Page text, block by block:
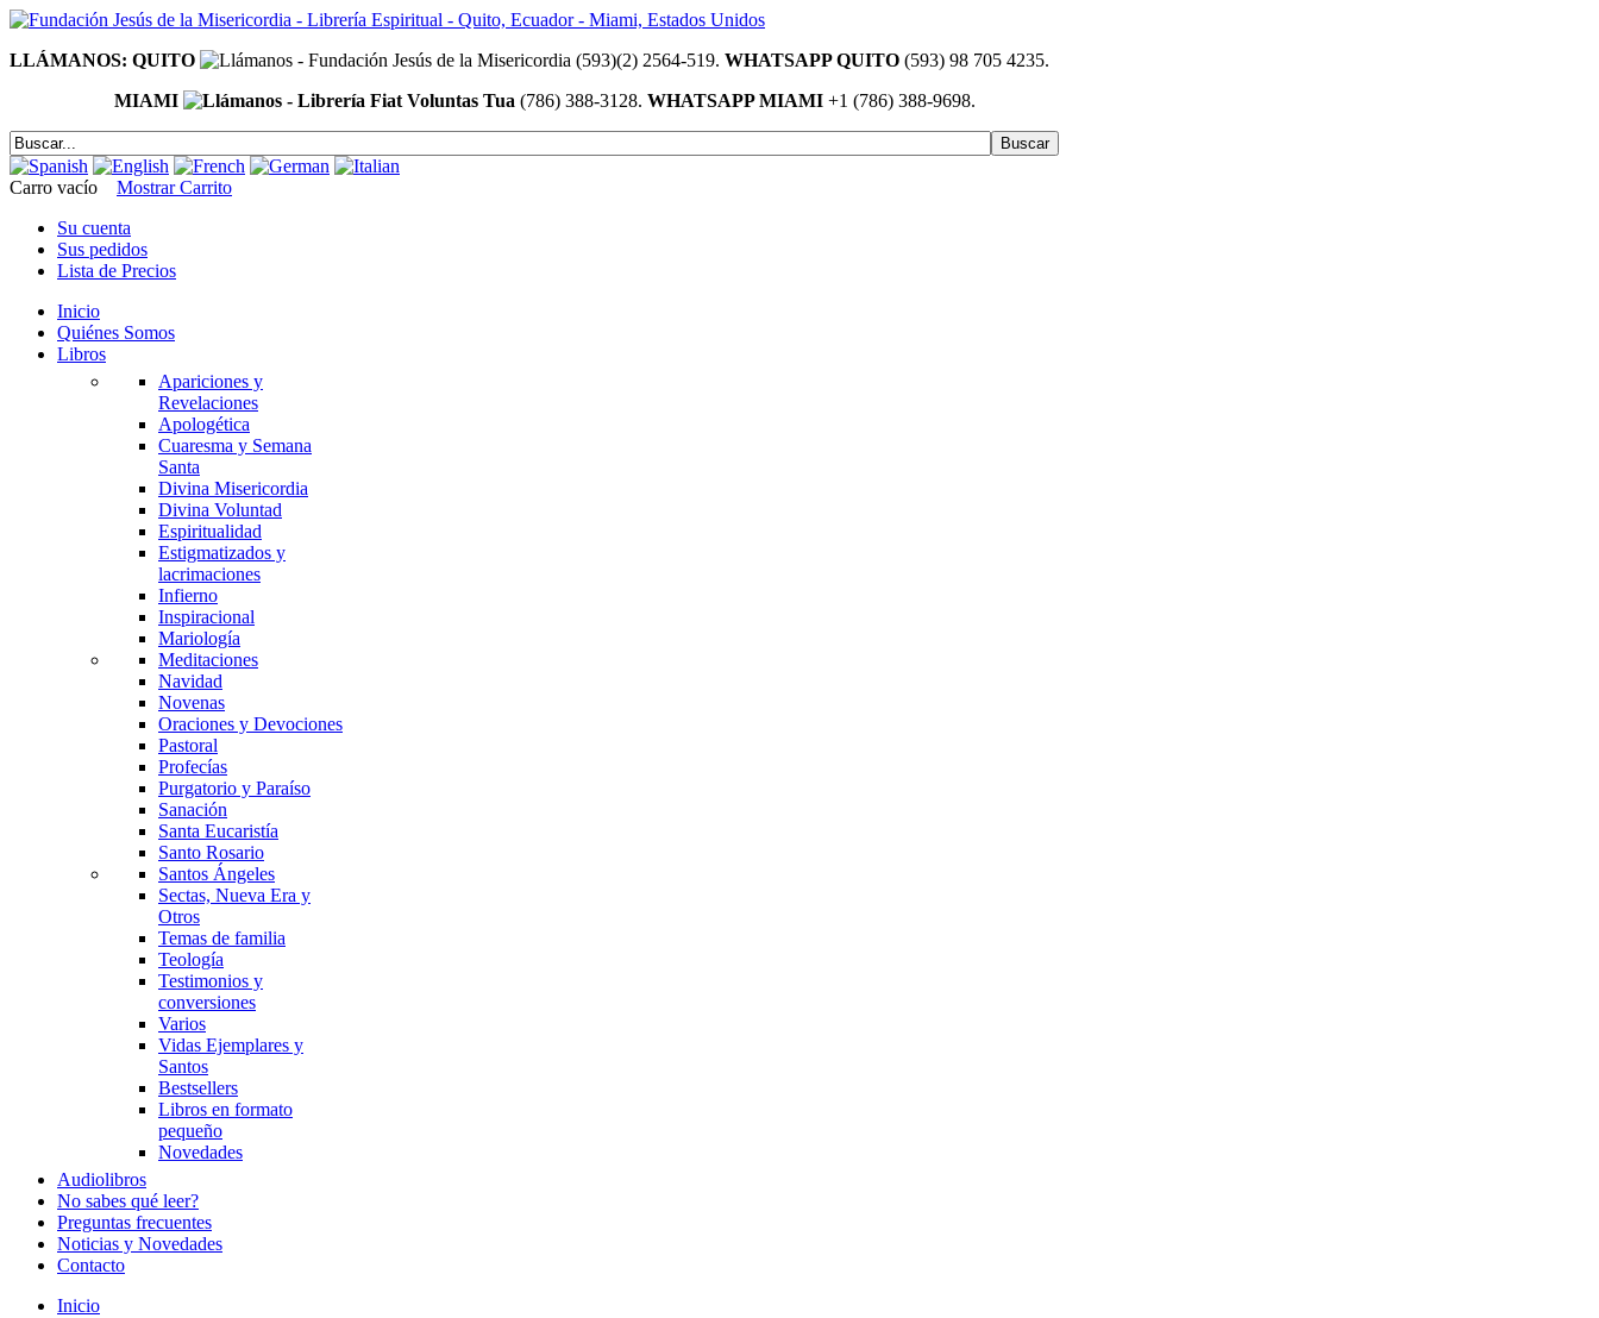
LLÁMANOS: QUITO (593)(2) 2564-519. WHATSAPP QUITO (593) 98 705 4235.
MIAMI
(786) 388-3128. WHATSAPP MIAMI +1 (786) 388-9698.
Carro vacío
Mostrar Carrito
Su cuenta
Sus pedidos
Lista de Precios
Inicio
Quiénes Somos
Libros
Apariciones y
Revelaciones
Apologética
Cuaresma y Semana
Santa
Divina Misericordia
Divina Voluntad
Espiritualidad
Estigmatizados y
lacrimaciones
Infierno
Inspiracional
Mariología
Meditaciones
Navidad
Novenas
Oraciones y Devociones
Pastoral
Profecías
Purgatorio y Paraíso
Sanación
Santa Eucaristía
Santo Rosario
Santos Ángeles
Sectas, Nueva Era y
Otros
Temas de familia
Teología
Testimonios y
conversiones
Varios
Vidas Ejemplares y
Santos
Bestsellers
Libros en formato
pequeño
Novedades
Audiolibros
No sabes qué leer?
Preguntas frecuentes
Noticias y Novedades
Contacto
Inicio